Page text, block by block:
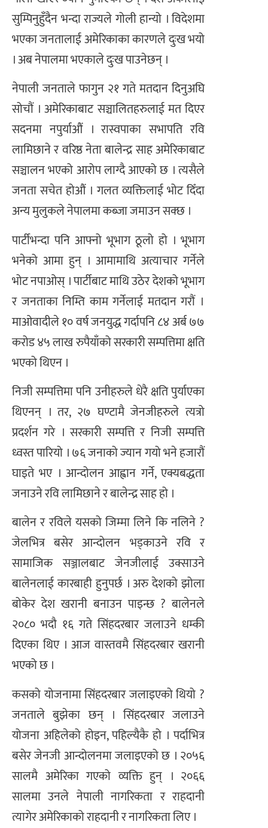
सुम्पिनुहुँदैन भन्दा राज्यले गोली हान्यो । विदेशमा
भएका जनतालाई अमेरिकाका कारणले दुःख भयो
। अब नेपालमा भएकाले दुःख पाउनेछन् ।
नेपाली जनताले फागुन २१ गते मतदान दिनुअघि
सोचौं । अमेरिकाबाट सञ्चालितहरुलाई मत दिएर
सदनमा नपुर्याऔं । रास्वपाका सभापति रवि
लामिछाने र वरिष्ठ नेता बालेन्द्र साह अमेरिकाबाट
सञ्चालन भएको आरोप लाग्दै आएको छ । त्यसैले
जनता सचेत होऔं । गलत व्यक्तिलाई भोट दिँदा
अन्य मुलुकले नेपालमा कब्जा जमाउन सक्छ ।
पार्टीभन्दा पनि आफ्नो भूभाग ठूलो हो । भूभाग
भनेको आमा हुन् । आमामाथि अत्याचार गर्नेले
भोट नपाओस् । पार्टीबाट माथि उठेर देशको भूभाग
र जनताका निम्ति काम गर्नेलाई मतदान गरौं ।
माओवादीले १० वर्ष जनयुद्ध गर्दापनि ८४ अर्ब ७७
करोड ४५ लाख रुपैयाँको सरकारी सम्पत्तिमा क्षति
भएको थिएन ।
निजी सम्पत्तिमा पनि उनीहरुले धेरै क्षति पुर्याएका
थिएनन् । तर, २७ घण्टामै जेनजीहरुले त्यत्रो
प्रदर्शन गरे । सरकारी सम्पत्ति र निजी सम्पत्ति
ध्वस्त पारियो । ७६ जनाको ज्यान गयो भने हजारौं
घाइते भए । आन्दोलन आह्वान गर्ने, एक्यबद्धता
जनाउने रवि लामिछाने र बालेन्द्र साह हो ।
बालेन र रविले यसको जिम्मा लिने कि नलिने ?
जेलभित्र बसेर आन्दोलन भड्काउने रवि र
सामाजिक सञ्जालबाट जेनजीलाई उक्साउने
बालेनलाई कारबाही हुनुपर्छ । अरु देशको झोला
बोकेर देश खरानी बनाउन पाइन्छ ? बालेनले
२०८० भदौ १६ गते सिंहदरबार जलाउने धम्की
दिएका थिए । आज वास्तवमै सिंहदरबार खरानी
भएको छ ।
कसको योजनामा सिंहदरबार जलाइएको थियो ?
जनताले बुझेका छन् । सिंहदरबार जलाउने
योजना अहिलेको होइन, पहिल्यैकै हो । पर्दाभित्र
बसेर जेनजी आन्दोलनमा जलाइएको छ । २०५६
सालमै अमेरिका गएको व्यक्ति हुन् । २०६६
सालमा उनले नेपाली नागरिकता र राहदानी
त्यागेर अमेरिकाको राहदानी र नागरिकता लिए ।